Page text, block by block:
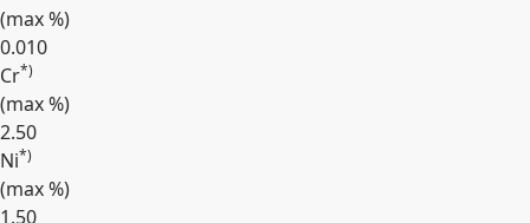
(max%)
0.010
Cr*)
(max%)
2.50
Ni*)
(max%)
1.50